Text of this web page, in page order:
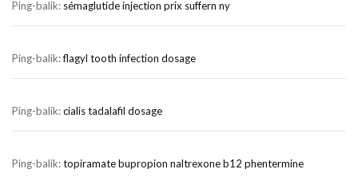
Ping-balik: sémaglutide injection prix suffern ny
Ping-balik:flagyl tooth infection dosage
Ping-balik:cialis tadalafil dosage
Ping-balik:topiramate bupropion naltrexone b12 phentermine